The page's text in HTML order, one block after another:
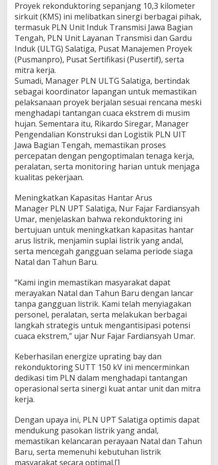
Proyek rekonduktoring sepanjang 10,3 kilometer
sirkuit (KMS) ini melibatkan sinergi berbagai pihak,
termasuk PLN Unit Induk Transmisi Jawa Bagian
Tengah, PLN Unit Layanan Transmisi dan Gardu
Induk (ULTG) Salatiga, Pusat Manajemen Proyek
(Pusmanpro), Pusat Sertifikasi (Pusertif), serta
mitra kerja.
Sumadi, Manager PLN ULTG Salatiga, bertindak
sebagai koordinator lapangan untuk memastikan
pelaksanaan proyek berjalan sesuai rencana meski
menghadapi tantangan cuaca ekstrem di musim
hujan. Sementara itu, Rikardo Siregar, Manager
Pengendalian Konstruksi dan Logistik PLN UIT
Jawa Bagian Tengah, memastikan proses
percepatan dengan pengoptimalan tenaga kerja,
peralatan, serta monitoring harian untuk menjaga
kualitas pekerjaan.
Meningkatkan Kapasitas Hantar Arus
Manager PLN UPT Salatiga, Nur Fajar Fardiansyah
Umar, menjelaskan bahwa rekonduktoring ini
bertujuan untuk meningkatkan kapasitas hantar
arus listrik, menjamin suplai listrik yang andal,
serta mencegah gangguan selama periode siaga
Natal dan Tahun Baru.
“Kami ingin memastikan masyarakat dapat
merayakan Natal dan Tahun Baru dengan lancar
tanpa gangguan listrik. Kami telah menyiagakan
personel, peralatan, serta melakukan berbagai
langkah strategis untuk mengantisipasi potensi
cuaca ekstrem,” ujar Nur Fajar Fardiansyah Umar.
Keberhasilan energize uprating bay dan
rekonduktoring SUTT 150 kV ini mencerminkan
dedikasi tim PLN dalam menghadapi tantangan
operasional serta sinergi kuat antar unit dan mitra
kerja.
Dengan upaya ini, PLN UPT Salatiga optimis dapat
mendukung pasokan listrik yang andal,
memastikan kelancaran perayaan Natal dan Tahun
Baru, serta memenuhi kebutuhan listrik
masyarakat secara optimal.[]